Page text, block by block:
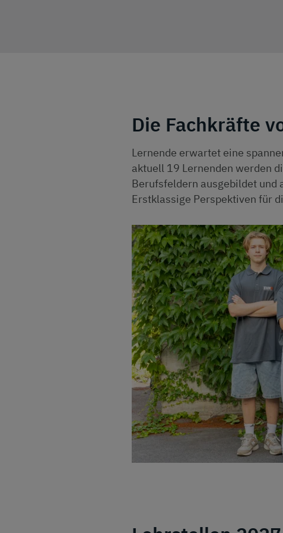
Die Fachkräfte
Lernende erwartet eine
aktuell 19 Lernenden werden
Berufsfeldern ausgebildet und
Erstklassige Perspektiven für